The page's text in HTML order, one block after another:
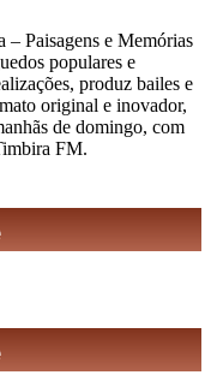
Paisagens e Memórias
populares e
produz bailes e
original e inovador,
de domingo, com
FM.